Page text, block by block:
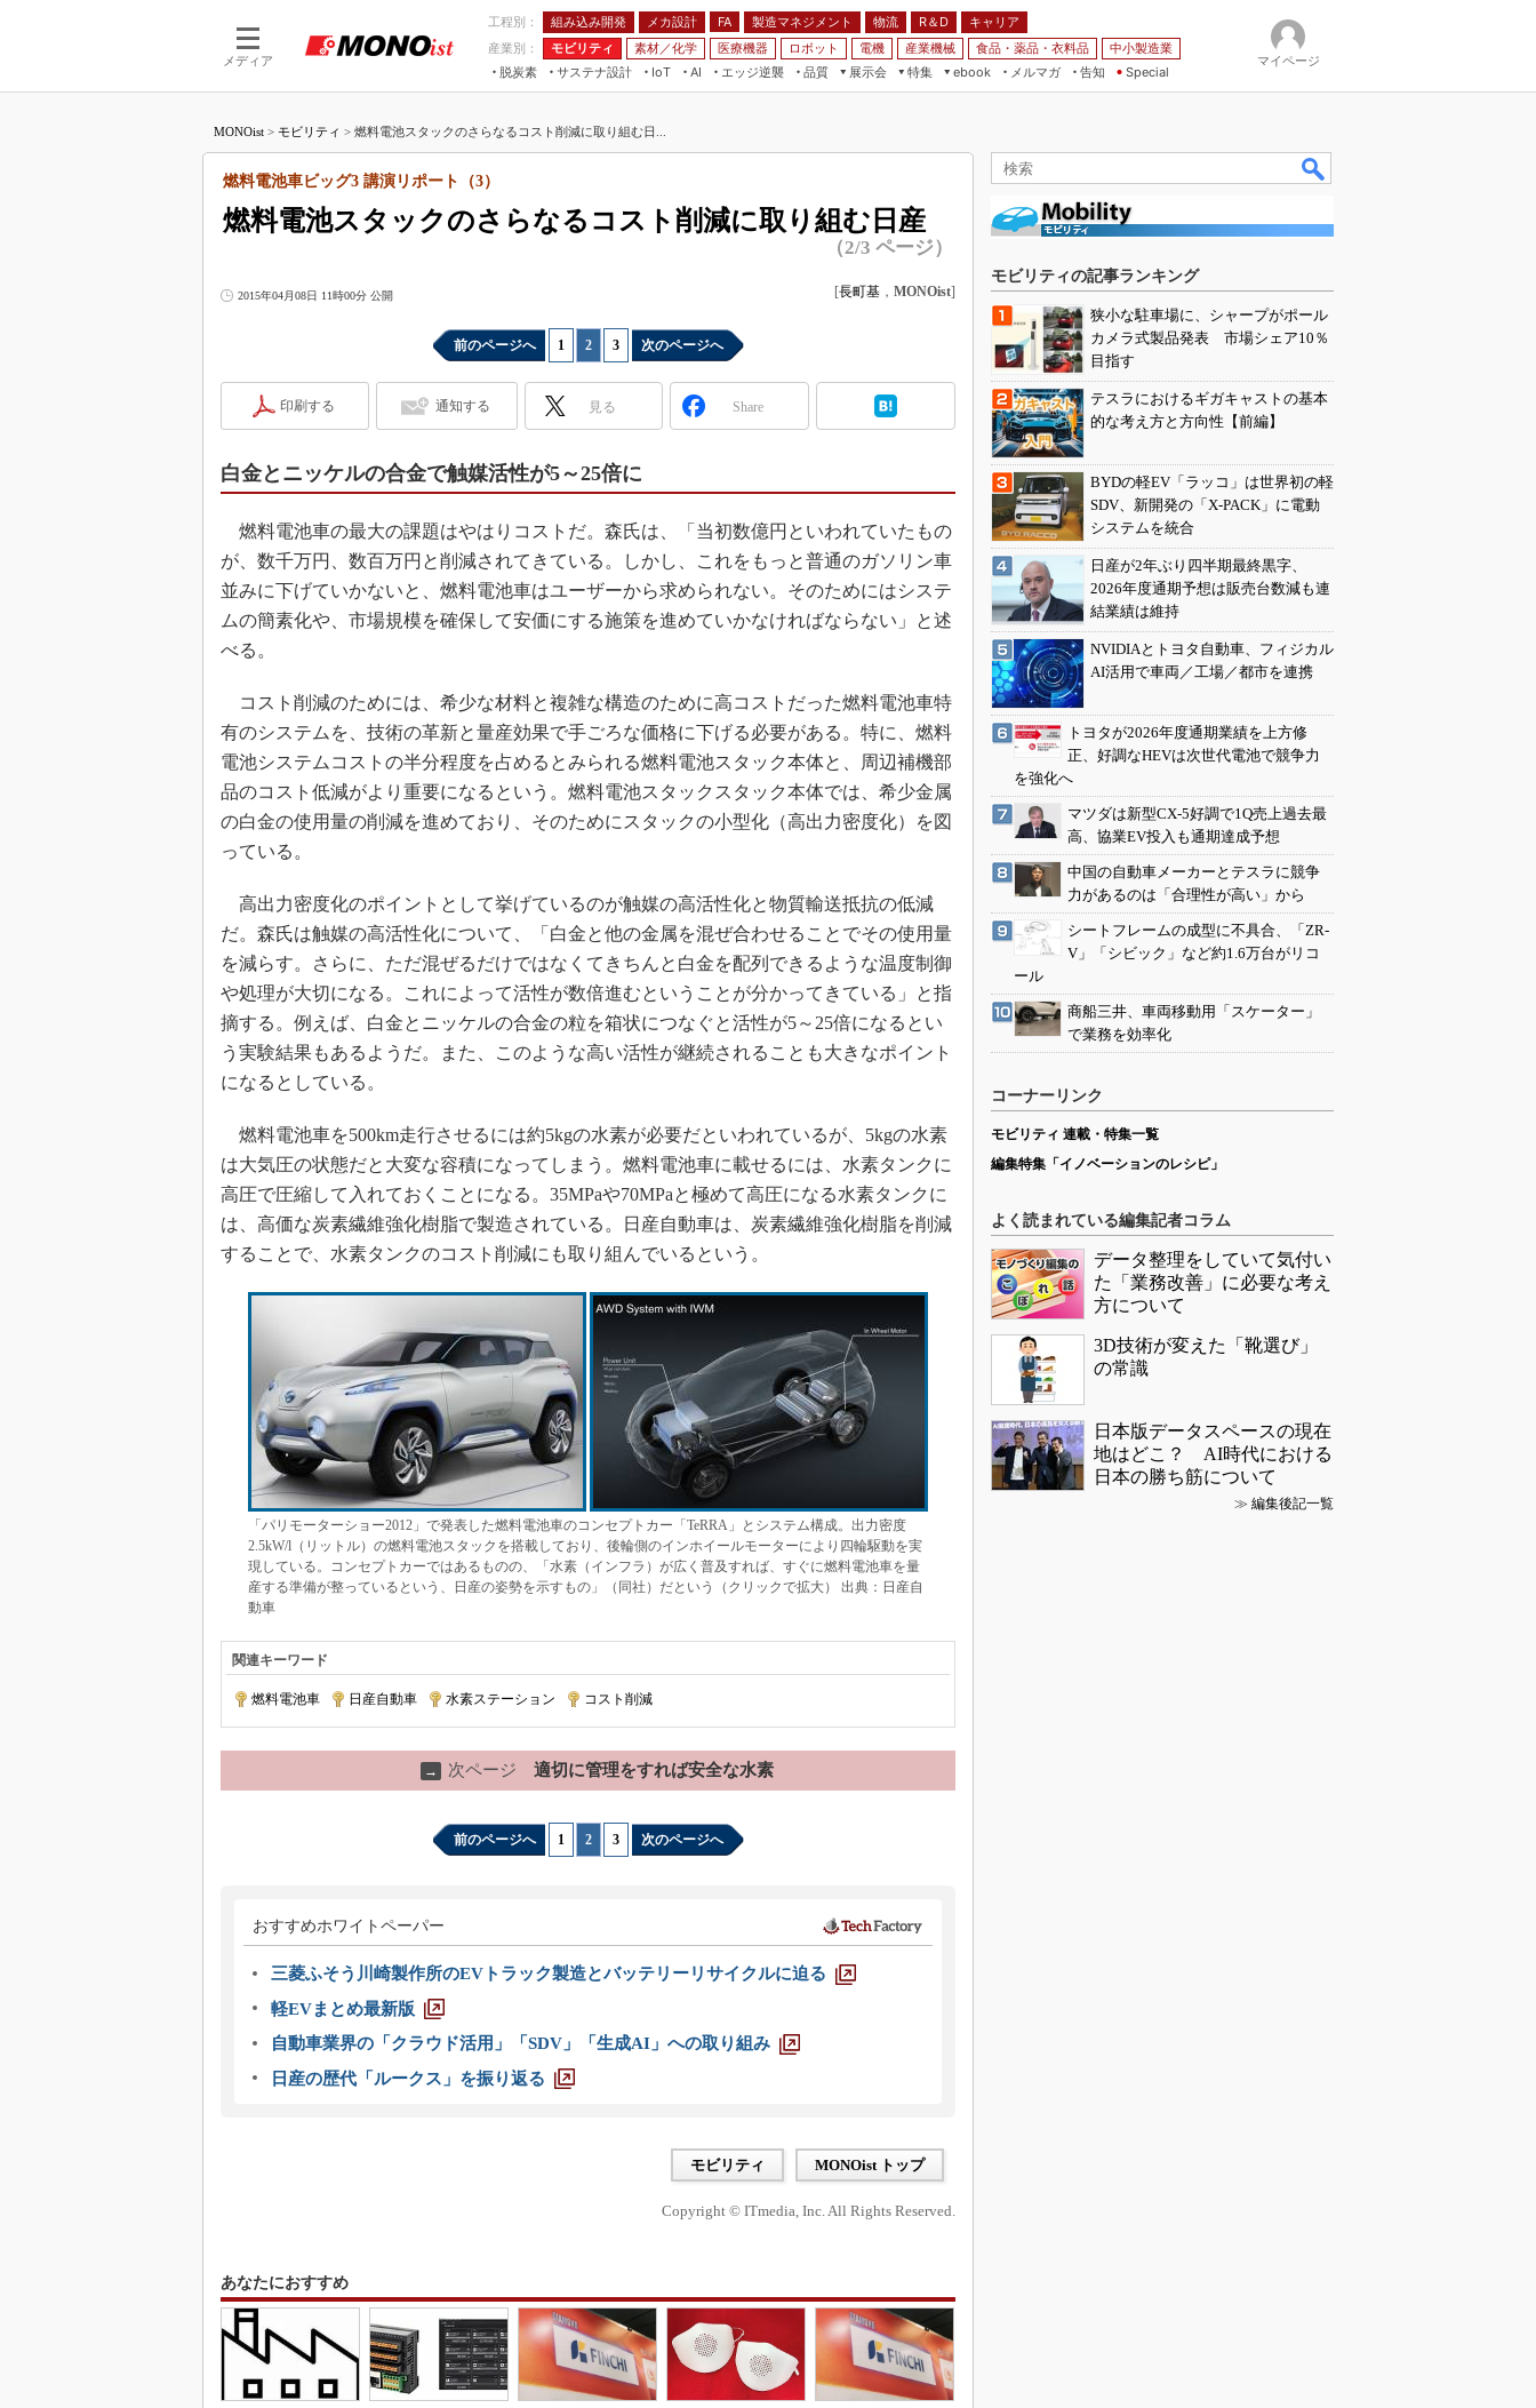
メディア
工程別： 組み込み開発 メカ設計 FA 製造マネジメント 物流 R＆D
キャリア
産業別：
モビリティ 素材／化学 医療機器 ロボット 電機 産業機械 食品・薬品・衣料品
中小製造業
脱炭素
サステナ設計
IoT
つながる工場
つながるサービス
AI
AI×設備保全
エッジ逆襲 品質
展示会
JIMTOF
IIFES
TECHNO-FRONTIER
人テク展
スマート工場EXPO
EdgeTech+
日本ものづくりワールド
産業オープンネット展
特集
VR／AR
フィールドサービス
組み込みモデリング
Windows Embedded
車載ソフト開発
3Dプリンタ
デジタルツインとCAE
S＆OP
インダストリー4.0
製造業ビッグデータ
メイドインジャパン
植物工場
知財マネジメント
制御セキュリティ
新型コロナへの対応
ebook
FA
メルマガ
告知 Special
マイページ
MONOist > モビリティ > 燃料電池スタックのさらなるコスト削減に取り組む日...
燃料電池スタックのさらなるコスト削減に取り組む日産
燃料電池車ビッグ3 講演リポート（3）
（2/3 ページ）
2015年04月08日 11時00分 公開 [長町基 ， MONOist]
前のページへ 1 2 3 次のページへ
印刷する 通知する 見る Share
白金とニッケルの合金で触媒活性が5～25倍に
燃料電池車の最大の課題はやはりコストだ。森氏は、「当初数億円といわれていたもの
が、数千万円、数百万円と削減されてきている。しかし、これをもっと普通のガソリン車
並みに下げていかないと、燃料電池車はユーザーから求められない。そのためにはシステ
ムの簡素化や、市場規模を確保して安価にする施策を進めていかなければならない」と述
べる。
コスト削減のためには、希少な材料と複雑な構造のために高コストだった燃料電池車特
有のシステムを、技術の革新と量産効果で手ごろな価格に下げる必要がある。特に、燃料
電池システムコストの半分程度を占めるとみられる燃料電池スタック本体と、周辺補機部
品のコスト低減がより重要になるという。燃料電池スタックスタック本体では、希少金属
の白金の使用量の削減を進めており、そのためにスタックの小型化（高出力密度化）を図
っている。
高出力密度化のポイントとして挙げているのが触媒の高活性化と物質輸送抵抗の低減
だ。森氏は触媒の高活性化について、「白金と他の金属を混ぜ合わせることでその使用量
を減らす。さらに、ただ混ぜるだけではなくてきちんと白金を配列できるような温度制御
や処理が大切になる。これによって活性が数倍進むということが分かってきている」と指
摘する。例えば、白金とニッケルの合金の粒を箱状につなぐと活性が5～25倍になるとい
う実験結果もあるようだ。また、このような高い活性が継続されることも大きなポイント
になるとしている。
燃料電池車を500km走行させるには約5kgの水素が必要だといわれているが、5kgの水素
は大気圧の状態だと大変な容積になってしまう。燃料電池車に載せるには、水素タンクに
高圧で圧縮して入れておくことになる。35MPaや70MPaと極めて高圧になる水素タンクに
は、高価な炭素繊維強化樹脂で製造されている。日産自動車は、炭素繊維強化樹脂を削減
することで、水素タンクのコスト削減にも取り組んでいるという。
「パリモーターショー2012」で発表した燃料電池車のコンセプトカー「TeRRA」とシステム構成。出力密度
2.5kW/l（リットル）の燃料電池スタックを搭載しており、後輪側のインホイールモーターにより四輪駆動を実
現している。コンセプトカーではあるものの、「水素（インフラ）が広く普及すれば、すぐに燃料電池車を量
産する準備が整っているという、日産の姿勢を示すもの」（同社）だという（クリックで拡大） 出典：日産自
動車
関連キーワード
燃料電池車 日産自動車 水素ステーション コスト削減
→ 次ページ 適切に管理をすれば安全な水素
前のページへ 1 2 3 次のページへ
おすすめホワイトペーパー
三菱ふそう川崎製作所のEVトラック製造とバッテリーリサイクルに迫る
軽EVまとめ最新版
自動車業界の「クラウド活用」「SDV」「生成AI」への取り組み
日産の歴代「ルークス」を振り返る
モビリティ MONOist トップ
Copyright © ITmedia, Inc. All Rights Reserved.
あなたにおすすめ
モビリティの記事ランキング
狭小な駐車場に、シャープがポール
カメラ式製品発表 市場シェア10％
目指す
テスラにおけるギガキャストの基本
的な考え方と方向性【前編】
BYDの軽EV「ラッコ」は世界初の軽
SDV、新開発の「X-PACK」に電動
システムを統合
日産が2年ぶり四半期最終黒字、
2026年度通期予想は販売台数減も連
結業績は維持
NVIDIAとトヨタ自動車、フィジカル
AI活用で車両／工場／都市を連携
トヨタが2026年度通期業績を上方修
正、好調なHEVは次世代電池で競争力
を強化へ
マツダは新型CX-5好調で1Q売上過去最
高、協業EV投入も通期達成予想
中国の自動車メーカーとテスラに競争
力があるのは「合理性が高い」から
シートフレームの成型に不具合、「ZR-
V」「シビック」など約1.6万台がリコ
ール
商船三井、車両移動用「スケーター」
で業務を効率化
コーナーリンク
モビリティ 連載・特集一覧
編集特集「イノベーションのレシピ」
よく読まれている編集記者コラム
データ整理をしていて気付い
た「業務改善」に必要な考え
方について
3D技術が変えた「靴選び」
の常識
日本版データスペースの現在
地はどこ？ AI時代における
日本の勝ち筋について
≫ 編集後記一覧